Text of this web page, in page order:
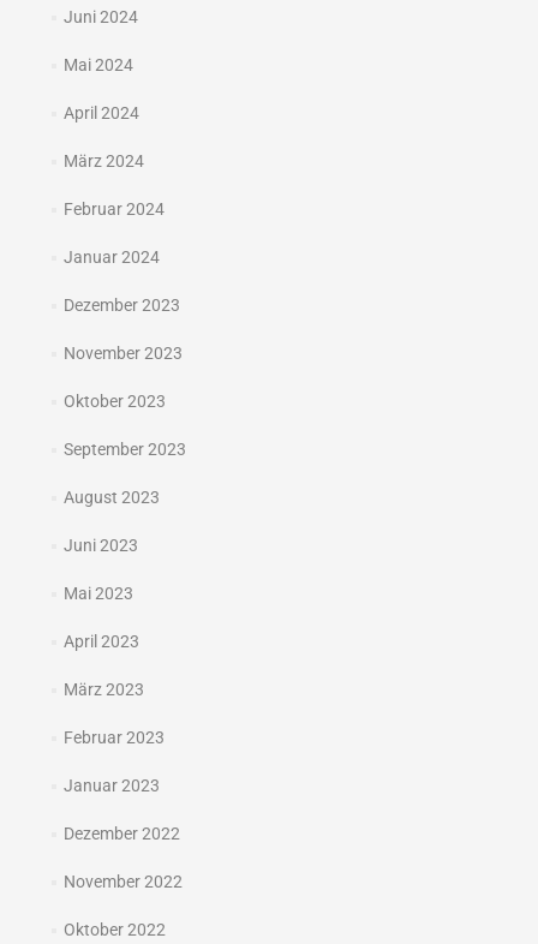
Juni 2024
Mai 2024
April 2024
März 2024
Februar 2024
Januar 2024
Dezember 2023
November 2023
Oktober 2023
September 2023
August 2023
Juni 2023
Mai 2023
April 2023
März 2023
Februar 2023
Januar 2023
Dezember 2022
November 2022
Oktober 2022